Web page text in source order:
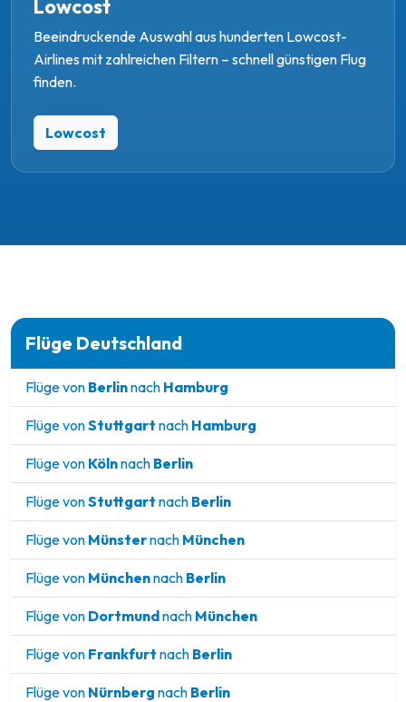
Lowcost
Beeindruckende Auswahl aus hunderten Lowcost-
Airlines mit zahlreichen Filtern – schnell günstigen Flug
finden.
Lowcost
Flüge Deutschland
Flüge von Berlinnach Hamburg
Flüge vonStuttgart nach Hamburg
Flüge von Kölnnach Berlin
Flüge vonStuttgart nach Berlin
Flüge von Münsternach München
Flüge von Münchennach Berlin
Flüge von Dortmundnach München
Flüge von Frankfurt nach Berlin
Flüge von Nürnberg nach Berlin